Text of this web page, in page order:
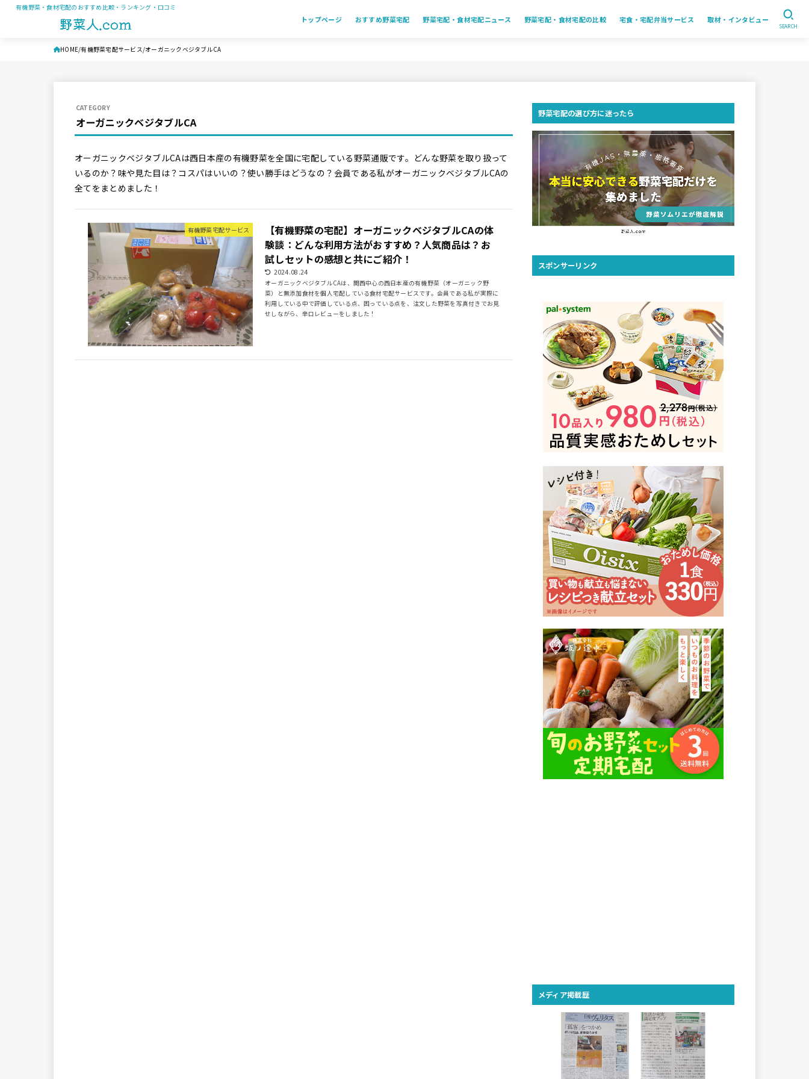
有機野菜・食材宅配のおすすめ比較・ランキング・口コミ
トップページ おすすめ野菜宅配 野菜宅配・食材宅配ニュース 野菜宅配・食材宅配の比較 宅食・宅配弁当サービス 取材・インタビュー
SEARCH
HOME 有機野菜宅配サービス オーガニックベジタブルCA
オーガニックベジタブルCA
オーガニックベジタブルCAは西日本産の有機野菜を全国に宅配している野菜通販です。どんな野菜を取り扱って
いるのか？味や見た目は？コスパはいいの？使い勝手はどうなの？会員である私がオーガニックベジタブルCAの
全てをまとめました！
有機野菜宅配サービス
【有機野菜の宅配】オーガニックベジタブルCAの体
験談：どんな利用方法がおすすめ？人気商品は？お
試しセットの感想と共にご紹介！
2024.08.24
オーガニックベジタブルCAは、関西中心の西日本産の有機野菜（オーガニック野
菜）と無添加食材を個人宅配している食材宅配サービスです。会員である私が実際に
利用している中で評価している点、困っている点を、注文した野菜を写真付きでお見
せしながら、辛口レビューをしました！
野菜宅配の選び方に迷ったら
スポンサーリンク
メディア掲載歴